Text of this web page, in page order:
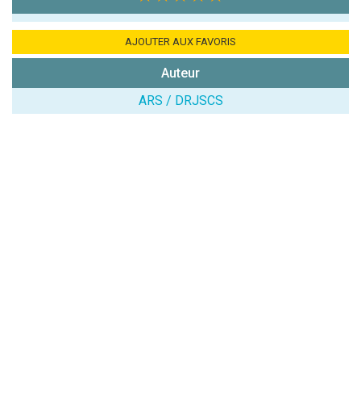
Antispam -
7x4 (en
AJOUTER AUX FAVORIS
Auteur
ARS / DRJSCS